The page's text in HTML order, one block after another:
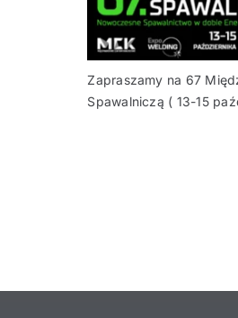
Zapraszamy na 67
Spawalniczą ( 13-15